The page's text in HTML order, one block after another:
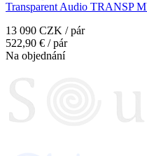
Transparent Audio TRANSP
13 090 CZK / pár
522,90 € / pár
Na objednání